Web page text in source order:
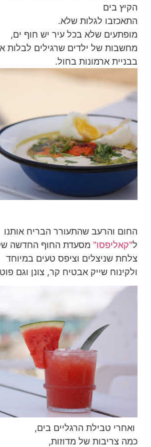
הקיץ בים
התאכזבו לגלות שלא.
מופתעים שלא בכל עיר יש חוף ים,
מחשבות של ילדים שרגילים לבלות
בבניית ארמונות בחול.
החום והרעב שהתעורר הבריח אותנו
ל"קאליפסו" מסעדת החוף החדשה
צלחת שניצלים וציפס טעים במיוחד
ולקינוח שייק אבטיח קר, צונן וגם
ואחרי טבילת הרגליים בים,
כמה צריבות של מדוזות,